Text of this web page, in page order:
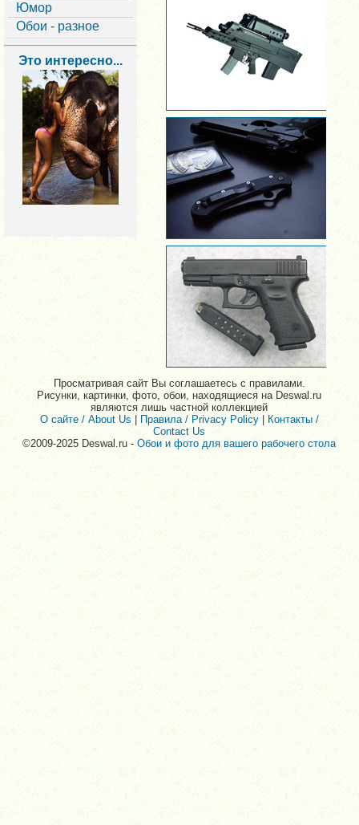
Юмор
Обои - разное
Это интересно...
Просматривая сайт Вы соглашаетесь с правилами.
Рисунки, картинки, фото, обои, находящиеся на Deswal.ru
являются лишь частной коллекцией
О сайте / About Us
Правила / Privacy Policy| Контакты /
Contact Us
©2009-2025 Deswal.ru -Обои и фото для вашего рабочего стола